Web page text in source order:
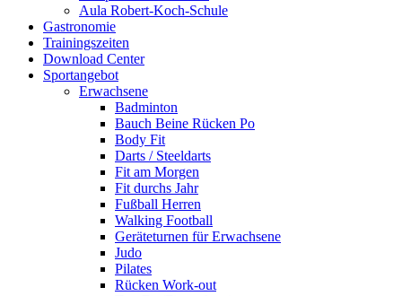
Aula Robert-Koch-Schule
Gastronomie
Trainingszeiten
Download Center
Sportangebot
Erwachsene
Badminton
Bauch Beine Rücken Po
Body Fit
Darts / Steeldarts
Fit am Morgen
Fit durchs Jahr
Fußball Herren
Walking Football
Geräteturnen für Erwachsene
Judo
Pilates
Rücken Work-out